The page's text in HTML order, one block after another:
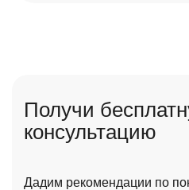
Получи
консультацию
Дадим рекомендации по